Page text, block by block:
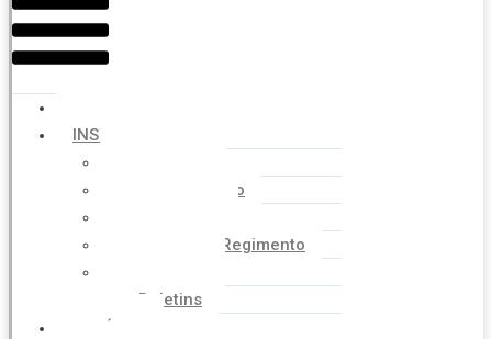
INSTITUCIONAL
Coordenação
Estatuto e Regimento
Boletins
NOTÍCIAS